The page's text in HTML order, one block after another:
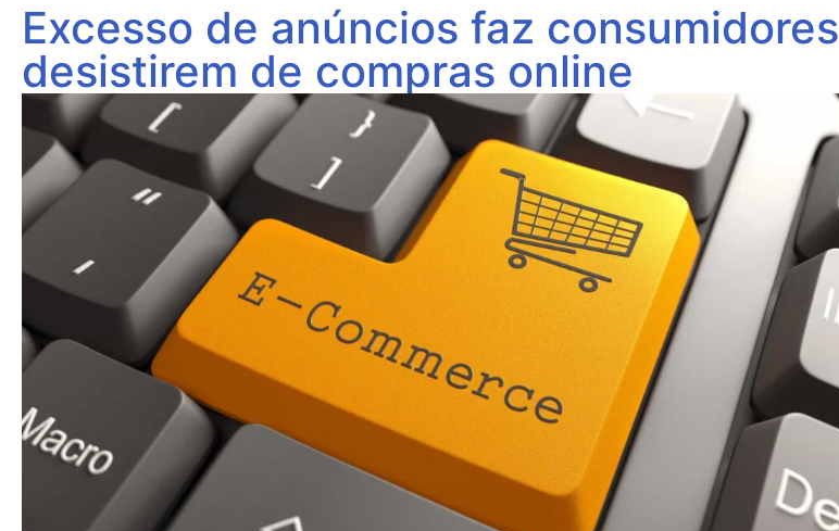
Excesso de anúncios faz consumidores
desistirem de compras online